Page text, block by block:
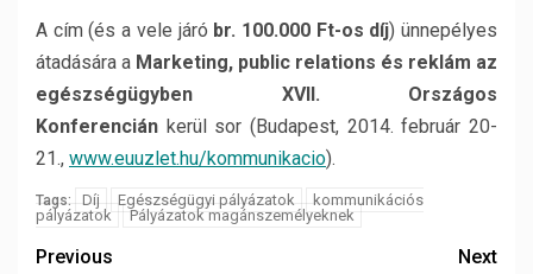
A cím (és a vele járó br. 100.000 Ft-os díj) ünnepélyes
átadására a Marketing, public relations és reklám az
egészségügyben XVII. Országos
Konferencián kerül sor (Budapest, 2014. február 20-
21., www.euuzlet.hu/kommunikacio).
Tags: Díj Egészségügyi pályázatok
kommunikációs
pályázatok
Pályázatok magánszemélyeknek
Previous Next